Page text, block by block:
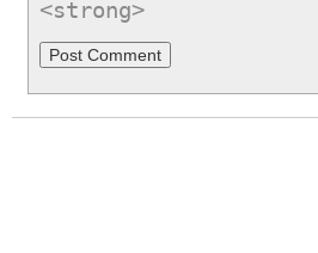
<strong>